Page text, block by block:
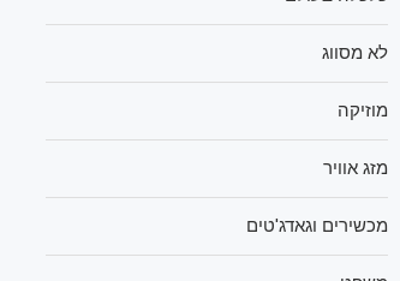
לא מסווג
מוזיקה
מזג אוויר
מכשירים וגאדג'טים